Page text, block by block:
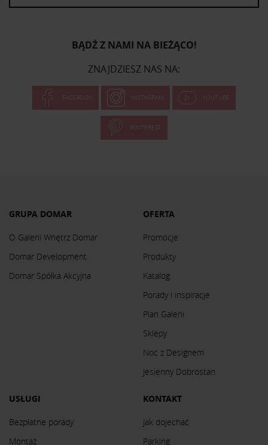
BĄDŹ Z NAMI NA BIEŻĄCO!
ZNAJDZIESZ NAS NA:
FACEBOOK INSTAGRAM YOUTUBE
PINTEREST
GRUPA DOMAR
O Galerii Wnętrz Domar
Domar Development
Domar Spółka Akcyjna
OFERTA
Promocje
Produkty
Katalog
Porady i inspiracje
Plan Galerii
Sklepy
Noc z Designem
Jesienny Dobrostan
USŁUGI
Bezpłatne porady
Montaż
KONTAKT
Jak dojechać
Parking